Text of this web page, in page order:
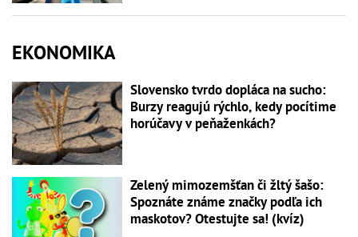
EKONOMIKA
Slovensko tvrdo dopláca na sucho:
Burzy reagujú rýchlo, kedy pocítime
horúčavy v peňaženkách?
Zelený mimozemšťan či žltý šašo:
Spoznáte známe značky podľa ich
maskotov? Otestujte sa! (kvíz)